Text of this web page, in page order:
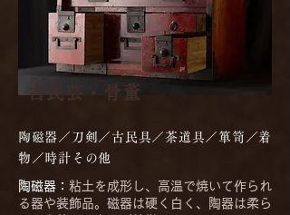
古民芸・骨董
陶磁器／刀剣／古民具／茶道具／箪笥／着
物／時計その他
陶磁器： 粘土を成形し、高温で焼いて作られ
る器や装飾品。磁器は硬く白く、陶器は柔ら